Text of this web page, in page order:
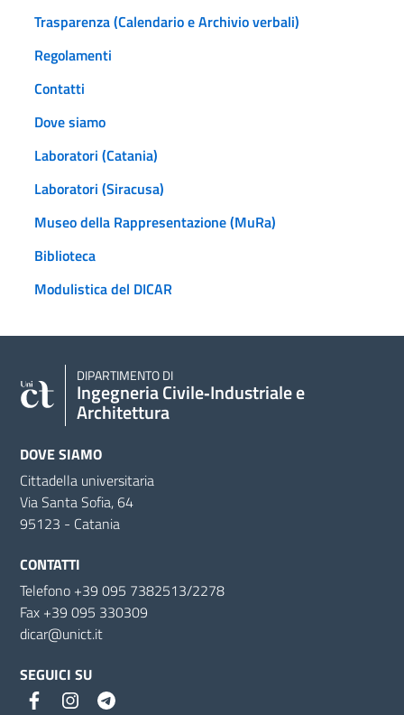
Trasparenza (Calendario e Archivio verbali)
Regolamenti
Contatti
Dove siamo
Laboratori (Catania)
Laboratori (Siracusa)
Museo della Rappresentazione (MuRa)
Biblioteca
Modulistica del DICAR
DIPARTIMENTO DI
Ingegneria Civile‑Industriale e
Architettura
DOVE SIAMO
Cittadella universitaria
Via Santa Sofia, 64
95123 - Catania
CONTATTI
Telefono +39 095 7382513/2278
Fax +39 095 330309
dicar@unict.it
SEGUICI SU